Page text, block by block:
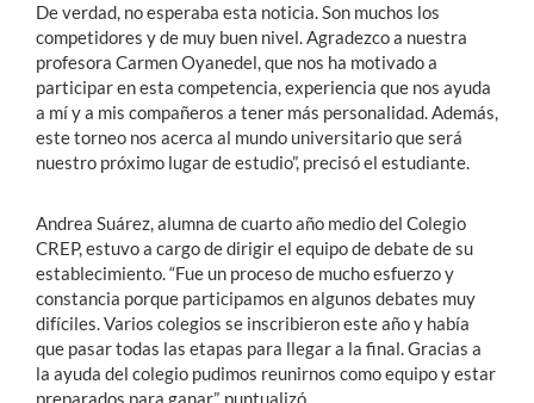
De verdad, no esperaba esta noticia. Son muchos los
competidores y de muy buen nivel. Agradezco a nuestra
profesora Carmen Oyanedel, que nos ha motivado a
participar en esta competencia, experiencia que nos ayuda
a mí y a mis compañeros a tener más personalidad. Además,
este torneo nos acerca al mundo universitario que será
nuestro próximo lugar de estudio”, precisó el estudiante.
Andrea Suárez, alumna de cuarto año medio del Colegio
CREP, estuvo a cargo de dirigir el equipo de debate de su
establecimiento. “Fue un proceso de mucho esfuerzo y
constancia porque participamos en algunos debates muy
difíciles. Varios colegios se inscribieron este año y había
que pasar todas las etapas para llegar a la final. Gracias a
la ayuda del colegio pudimos reunirnos como equipo y estar
preparados para ganar”, puntualizó.